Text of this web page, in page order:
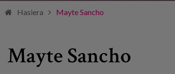
Hasiera Mayte Sancho
Mayte Sancho